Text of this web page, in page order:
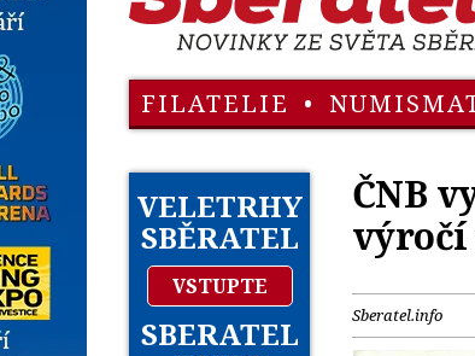
FILATELIE •
VELETRHY
SBĚRATEL
VSTUPTE
SBERATEL
ČNB
výročí
Sberatel.info